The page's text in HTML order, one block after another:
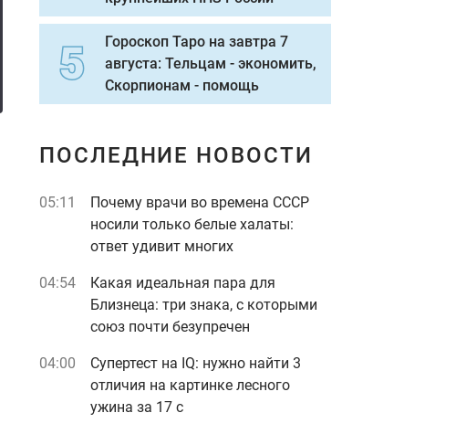
Гороскоп Таро на завтра 7
августа: Тельцам - экономить,
Скорпионам - помощь
ПОСЛЕДНИЕ НОВОСТИ
05:11
Почему врачи во времена СССР
носили только белые халаты:
ответ удивит многих
04:54
Какая идеальная пара для
Близнеца: три знака, с которыми
союз почти безупречен
04:00
Супертест на IQ: нужно найти 3
отличия на картинке лесного
ужина за 17 с